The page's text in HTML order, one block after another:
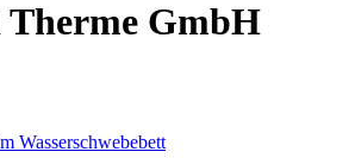
Therme GmbH
Wasserschwebebett